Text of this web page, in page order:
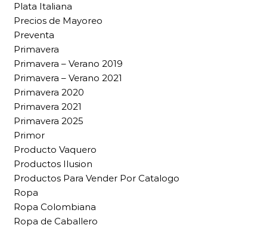
Plata Italiana
Precios de Mayoreo
Preventa
Primavera
Primavera – Verano 2019
Primavera – Verano 2021
Primavera 2020
Primavera 2021
Primavera 2025
Primor
Producto Vaquero
Productos Ilusion
Productos Para Vender Por Catalogo
Ropa
Ropa Colombiana
Ropa de Caballero